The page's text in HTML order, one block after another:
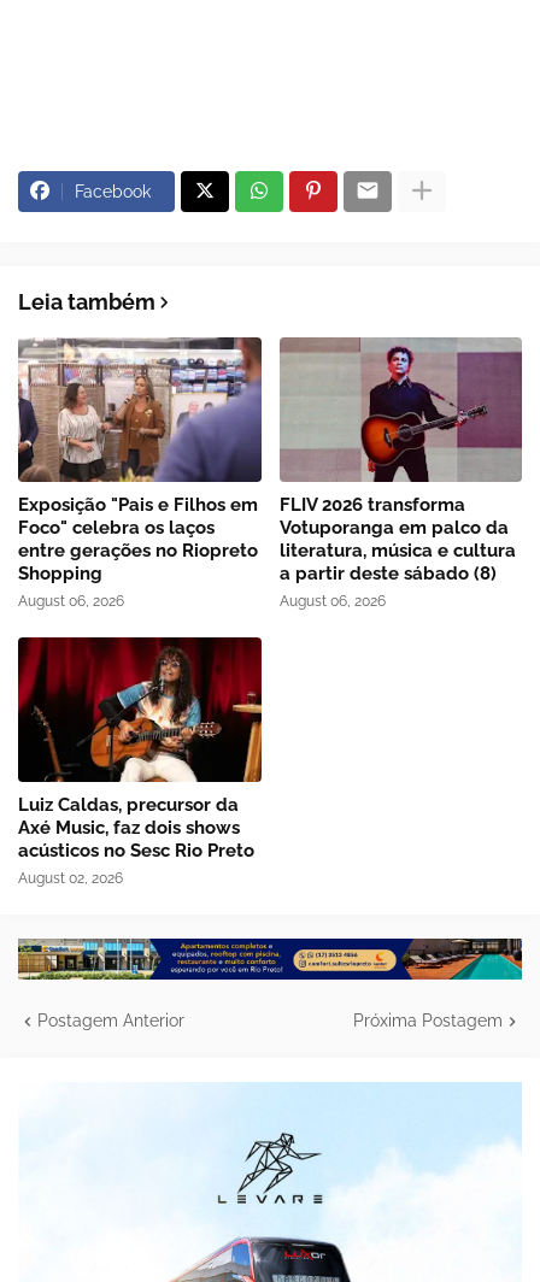
Facebook
Leia também
Exposição "Pais e Filhos em
Foco" celebra os laços
entre gerações no Riopreto
Shopping
August 06, 2026
FLIV 2026 transforma
Votuporanga em palco da
literatura, música e cultura
a partir deste sábado (8)
August 06, 2026
Luiz Caldas, precursor da
Axé Music, faz dois shows
acústicos no Sesc Rio Preto
August 02, 2026
Postagem Anterior Próxima Postagem